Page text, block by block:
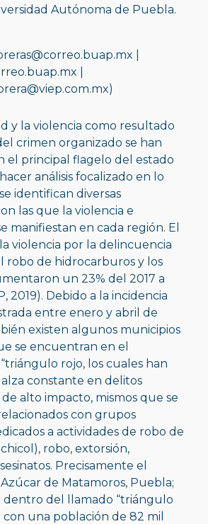
Autónoma de Puebla.
|
|
y la violencia como resultado
crimen organizado se han
el principal flagelo del estado
análisis focalizado en lo
identifican diversas
las que la violencia e
manifiestan en cada región. El
violencia por la delincuencia
robo de hidrocarburos y los
un 23% del 2017 a
2019). Debido a la incidencia
entre enero y abril de
existen algunos municipios
se encuentran en el
rojo, los cuales han
constante en delitos
alto impacto, mismos que se
con grupos
a actividades de robo de
robo, extorsión,
Precisamente el
de Matamoros, Puebla;
dentro del llamado “triángulo
con una población de 82 mil